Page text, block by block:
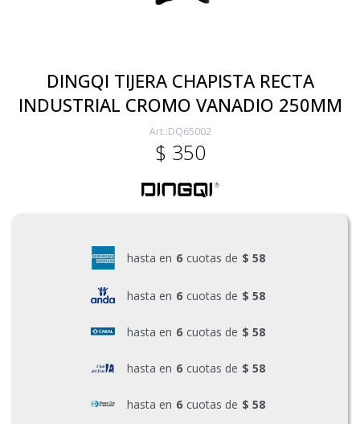
DINGQI TIJERA CHAPISTA RECTA
INDUSTRIAL CROMO VANADIO 250MM
DQ65002
$ 350
hasta en 6 cuotas de $ 58
hasta en 6 cuotas de $ 58
hasta en 6 cuotas de $ 58
hasta en 6 cuotas de $ 58
hasta en 6 cuotas de $ 58
Ferretería
Herramientas Eléctrica y Batería